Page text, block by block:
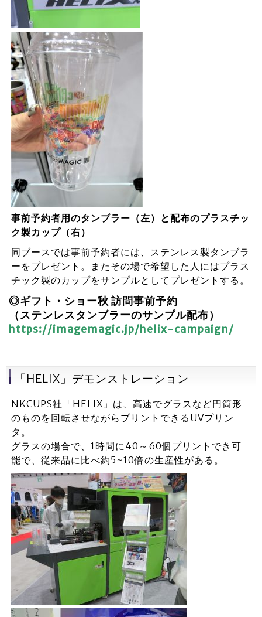
事前予約者用のタンブラー（左）と配布のプラスチッ
ク製カップ（右）
同ブースでは事前予約者には、ステンレス製タンブラ
ーをプレゼント。またその場で希望した人にはプラス
チック製のカップをサンプルとしてプレゼントする。
◎ギフト・ショー秋 訪問事前予約
（ステンレスタンブラーのサンプル配布）
https://imagemagic.jp/helix-campaign/
「HELIX」デモンストレーション
NKCUPS社「HELIX」は、高速でグラスなど円筒形
のものを回転させながらプリントできるUVプリン
タ。
グラスの場合で、1時間に40～60個プリントでき可
能で、従来品に比べ約5~10倍の生産性がある。